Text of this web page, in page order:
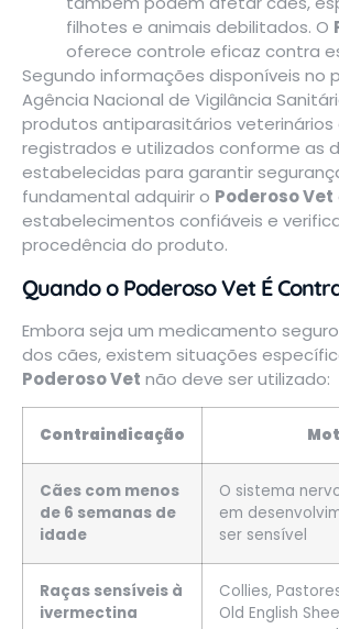
filhotes e animais debilitados. O
oferece controle eficaz contra
Segundo informações disponíveis no
Agência Nacional de Vigilância
produtos antiparasitários veterinários
registrados e utilizados conforme as
estabelecidas para garantir
fundamental adquirir o Poderoso Vet
estabelecimentos confiáveis e
procedência do produto.
Quando o Poderoso Vet É
Embora seja um medicamento
dos cães, existem situações
Poderoso Vet não deve ser utilizado:
Contraindicação
Cães com menos
de 6 semanas de
idade
O sistema
em
ser sensível
Raças sensíveis à
ivermectina
Collies,
Old English